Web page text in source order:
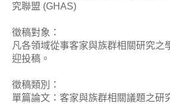
究聯盟 (GHAS)
徵稿對象：
凡各領域從事客家與族群相關研究之
迎投稿。
徵稿類別：
單篇論文：客家與族群相關議題之研